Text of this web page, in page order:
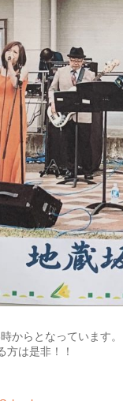
からとなっています。
方は是非！！